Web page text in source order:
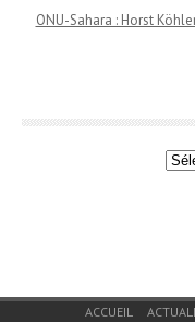
ONU-Sahara : Horst
Menu du bas de page
ACCUEIL